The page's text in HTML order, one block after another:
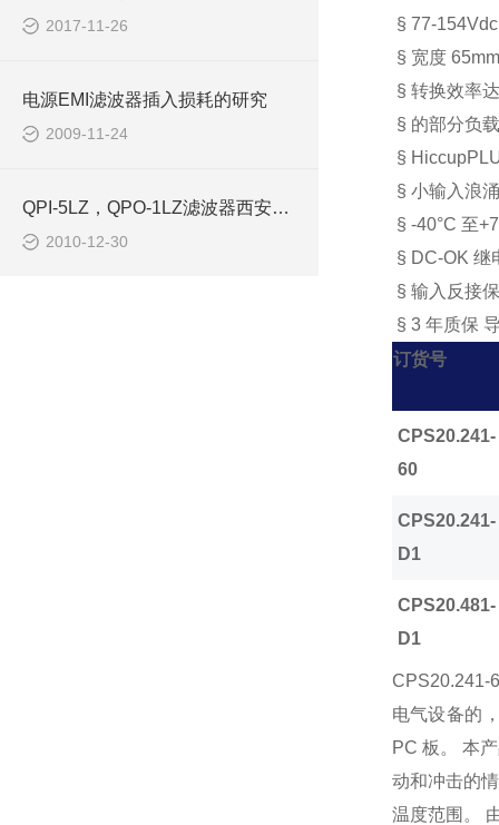
2017-11-26
电源EMI滤波器插入损耗的研究
2009-11-24
QPI-5LZ，QPO-1LZ滤波器西安浩南电子科技
2010-12-30
§ 77-
§ 宽度65mm
§ 转换效率达
§ 的部分负
§
§ 小输入浪
§ -40°C 至
§ DC-OK 继
§ 输入反接
§ 3 年质保
订货号
CPS20.241-
60
CPS20.241-
D1
CPS20.481-
D1
CPS20.241-
电气设备的
PC 板。
本
动和冲击的
温度范围。